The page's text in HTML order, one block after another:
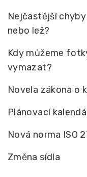
Nejčastější chyby
nebo lež?
Kdy můžeme
vymazat?
Novela zákona o
Plánovací
Nová norma ISO
Změna sídla